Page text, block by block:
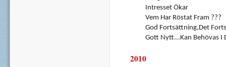
Intresset Ökar
Vem Har Röstat Fram ???
God Fortsättning,det
Gott Nytt...Kan Behövas I
2010